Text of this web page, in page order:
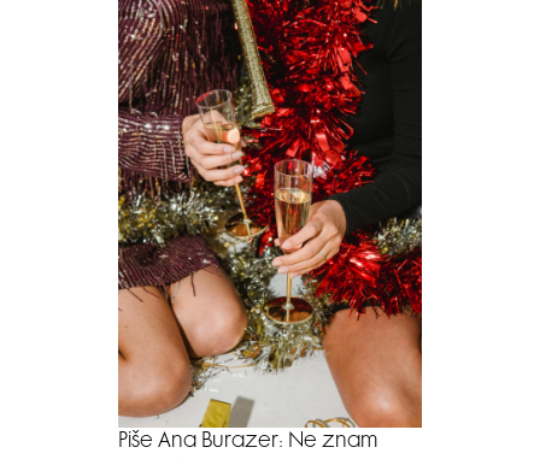
Piše Ana Burazer: Ne znam